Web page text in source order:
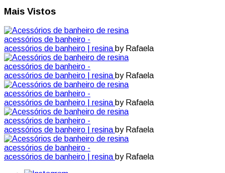
Mais Vistos
acessórios de banheiro -
acessórios de banheiro | resina by Rafaela
acessórios de banheiro -
acessórios de banheiro | resina by Rafaela
acessórios de banheiro -
acessórios de banheiro | resina by Rafaela
acessórios de banheiro -
acessórios de banheiro | resina by Rafaela
acessórios de banheiro -
acessórios de banheiro | resina by Rafaela